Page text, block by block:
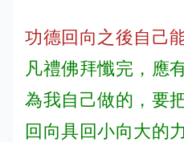
功德回向之後自己
凡禮佛拜懺完，應
為我自己做的，要
回向具回小向大的